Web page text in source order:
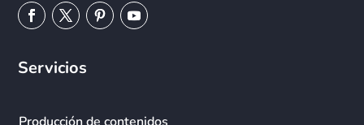
Servicios